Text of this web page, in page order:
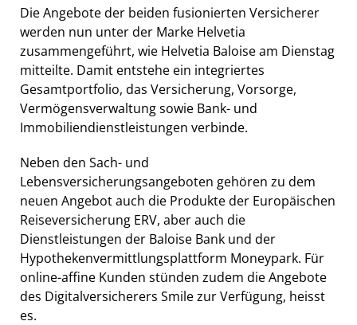
Die Angebote der beiden fusionierten Versicherer
werden nun unter der Marke Helvetia
zusammengeführt, wie Helvetia Baloise am Dienstag
mitteilte. Damit entstehe ein integriertes
Gesamtportfolio, das Versicherung, Vorsorge,
Vermögensverwaltung sowie Bank- und
Immobiliendienstleistungen verbinde.
Neben den Sach- und
Lebensversicherungsangeboten gehören zu dem
neuen Angebot auch die Produkte der Europäischen
Reiseversicherung ERV, aber auch die
Dienstleistungen der Baloise Bank und der
Hypothekenvermittlungsplattform Moneypark. Für
online-affine Kunden stünden zudem die Angebote
des Digitalversicherers Smile zur Verfügung, heisst
es.